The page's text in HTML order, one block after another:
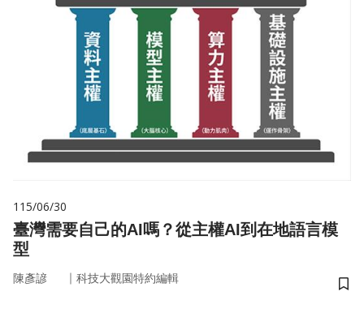
115/06/30
臺灣需要自己的AI嗎？從主權AI到在地語言模
型
陳彥諺 ｜ 科技大觀園特約編輯
儲